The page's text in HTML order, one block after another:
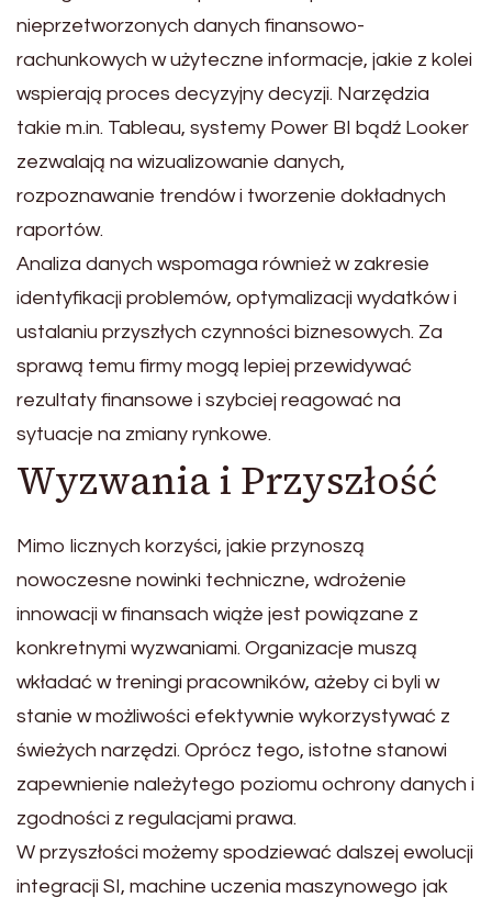
nieprzetworzonych danych finansowo-
rachunkowych w użyteczne informacje, jakie z kolei
wspierają proces decyzyjny decyzji. Narzędzia
takie m.in. Tableau, systemy Power BI bądź Looker
zezwalają na wizualizowanie danych,
rozpoznawanie trendów i tworzenie dokładnych
raportów.
Analiza danych wspomaga również w zakresie
identyfikacji problemów, optymalizacji wydatków i
ustalaniu przyszłych czynności biznesowych. Za
sprawą temu firmy mogą lepiej przewidywać
rezultaty finansowe i szybciej reagować na
sytuacje na zmiany rynkowe.
Wyzwania i Przyszłość
Mimo licznych korzyści, jakie przynoszą
nowoczesne nowinki techniczne, wdrożenie
innowacji w finansach wiąże jest powiązane z
konkretnymi wyzwaniami. Organizacje muszą
wkładać w treningi pracowników, ażeby ci byli w
stanie w możliwości efektywnie wykorzystywać z
świeżych narzędzi. Oprócz tego, istotne stanowi
zapewnienie należytego poziomu ochrony danych i
zgodności z regulacjami prawa.
W przyszłości możemy spodziewać dalszej ewolucji
integracji SI, machine uczenia maszynowego jak